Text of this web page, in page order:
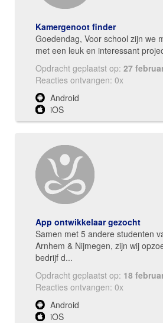
Kamergenoot finder
Goedendag, Voor school zijn we
met een leuk en interessant
Opdracht geplaatst op: 27
Reacties ontvangen: 0x
Android
iOS
App ontwikkelaar gezocht
Samen met 5 andere studenten
Arnhem & Nijmegen, zijn wij
bedrijf d...
Opdracht geplaatst op: 18
Reacties ontvangen: 0x
Android
iOS